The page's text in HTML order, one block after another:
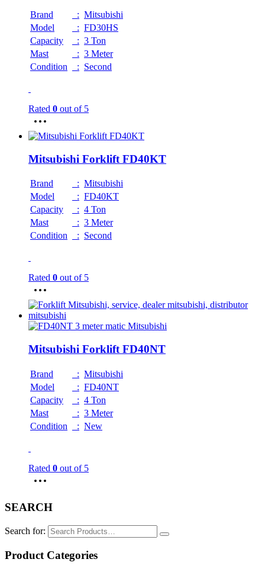
Brand : Mitsubishi
Model
: FD30HS
Capacity
: 3 Ton
Mast
: 3 Meter
Condition
: Second
Rated 0 out of 5
Mitsubishi Forklift FD40KT
Brand : Mitsubishi
Model
: FD40KT
Capacity
: 4 Ton
Mast
: 3 Meter
Condition
: Second
Rated 0 out of 5
Mitsubishi Forklift FD40NT
Brand : Mitsubishi
Model
: FD40NT
Capacity
: 4 Ton
Mast
: 3 Meter
Condition
: New
Rated 0 out of 5
SEARCH
Search for:
Product Categories